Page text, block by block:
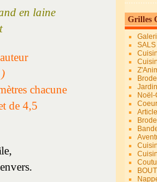
en laine
chacune
de 4,5
Grilles